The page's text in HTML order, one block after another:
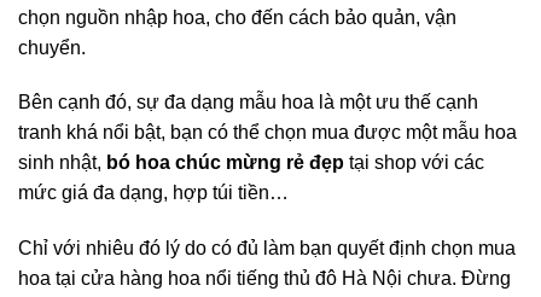
chọn nguồn nhập hoa, cho đến cách bảo quản, vận
chuyển.
Bên cạnh đó, sự đa dạng mẫu hoa là một ưu thế cạnh
tranh khá nổi bật, bạn có thể chọn mua được một mẫu hoa
sinh nhật, bó hoa chúc mừng rẻ đẹp tại shop với các
mức giá đa dạng, hợp túi tiền…
Chỉ với nhiêu đó lý do có đủ làm bạn quyết định chọn mua
hoa tại cửa hàng hoa nổi tiếng thủ đô Hà Nội chưa. Đừng